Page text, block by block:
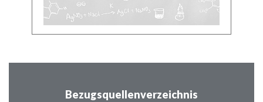
Bezugsquellenverzeichnis